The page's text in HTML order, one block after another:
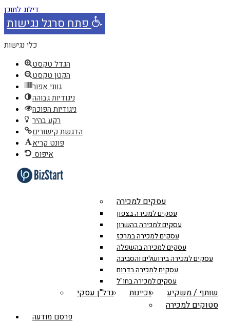
דילוג לתוכן
פתח סרגל נגישות
כלי נגישות
הגדל טקסט
הקטן טקסט
גווני אפור
ניגודיות גבוהה
ניגודיות הפוכה
רקע בהיר
הדגשת קישורים
פונט קריא
איפוס
עסקים למכירה
עסקים למכירה בצפון
עסקים למכירה בהשרון
עסקים למכירה במרכז
עסקים למכירה בהשפלה
עסקים למכירה בירושלים והסביבה
עסקים למכירה בדרום
עסקים למכירה בחו"ל
שותף / משקיע זכיינות
נדל"ן עסקי
סטוקים למכירה
פרסם מודעה